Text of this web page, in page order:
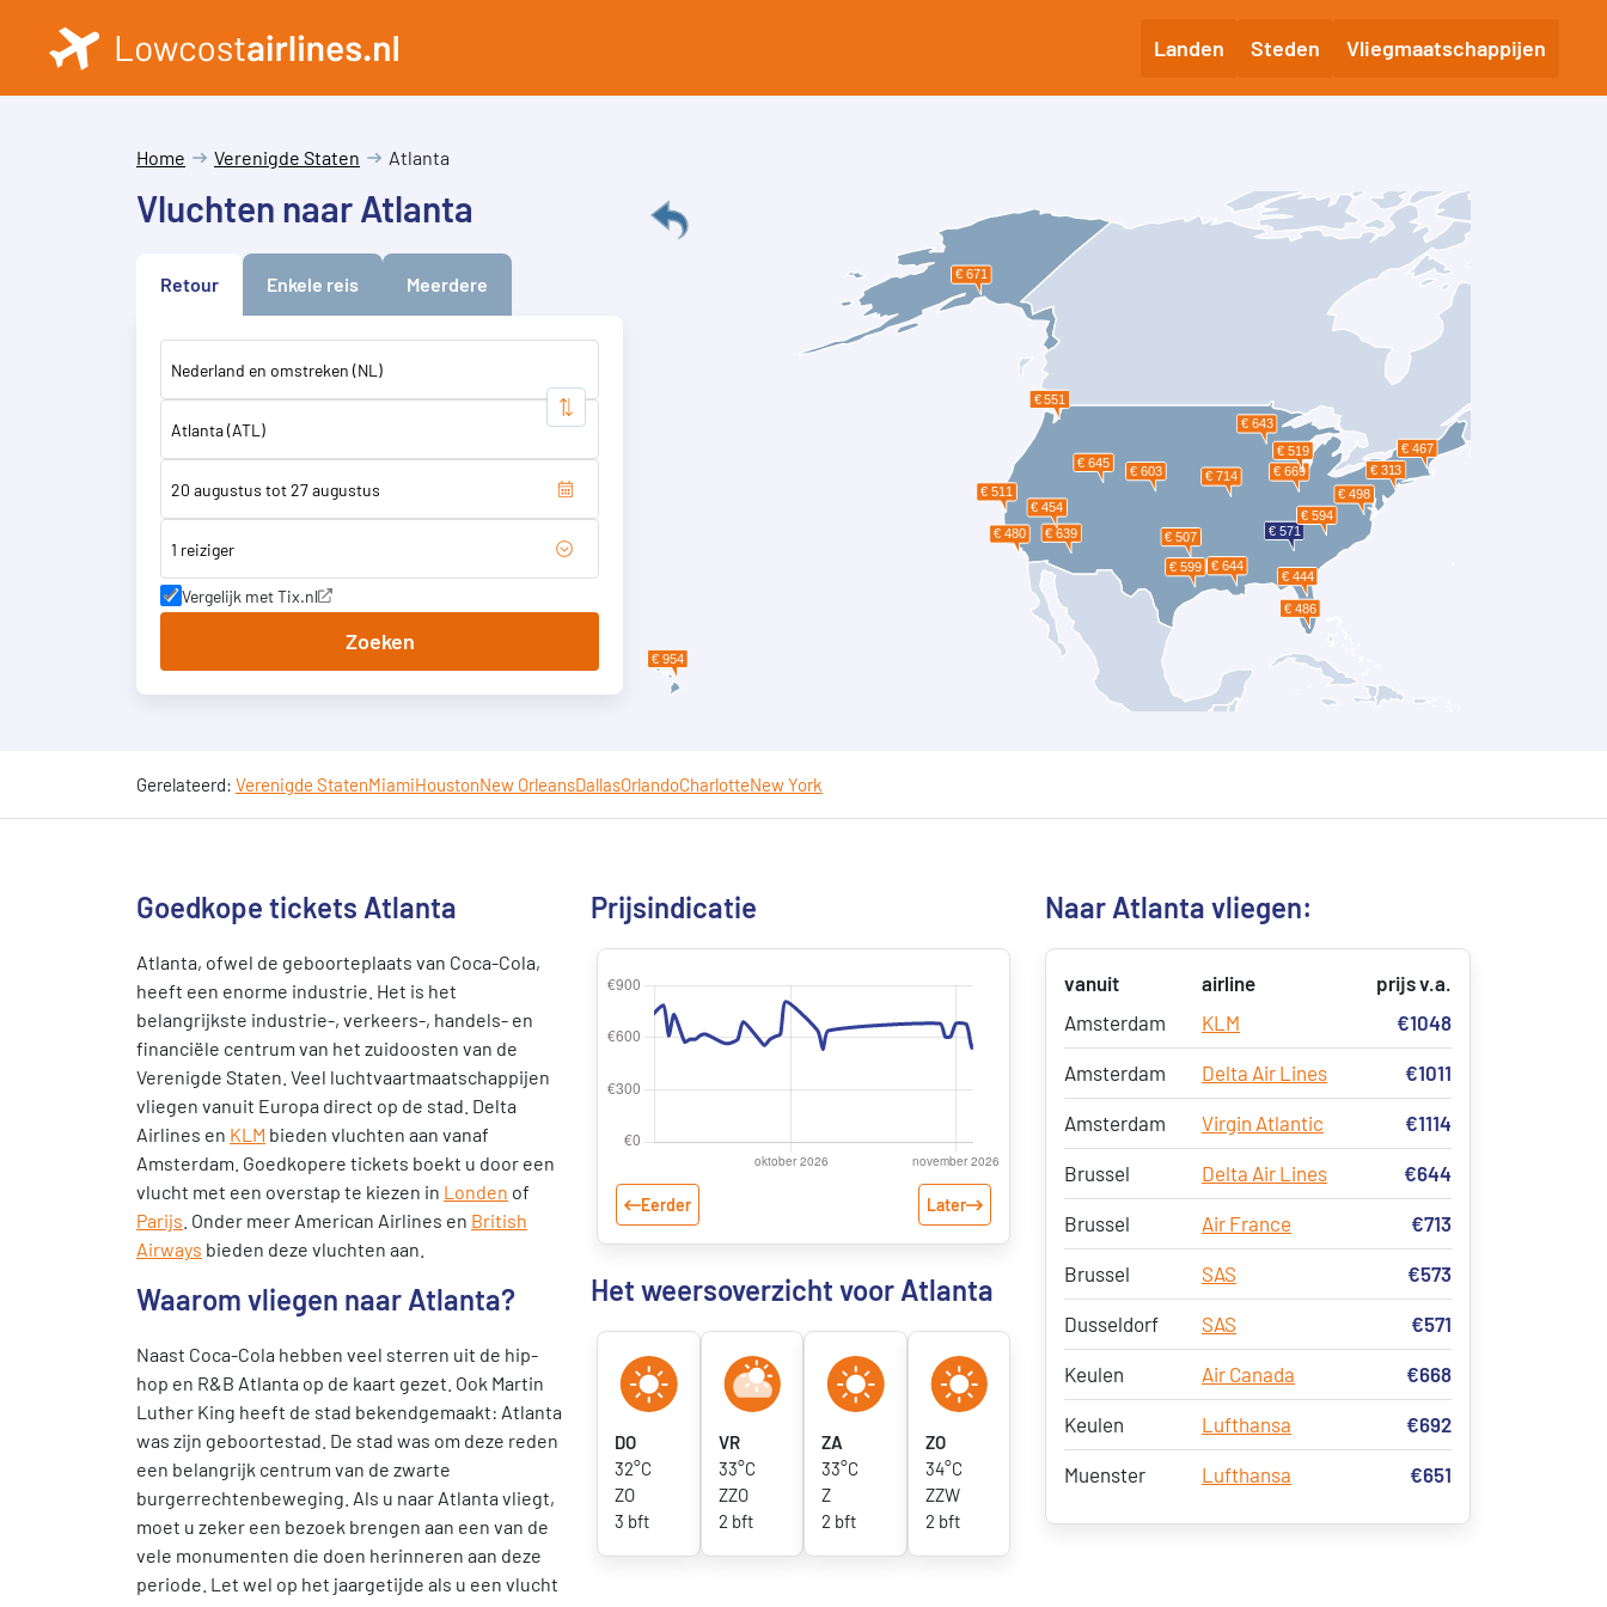
Landen Steden Vliegmaatschappijen
Home Verenigde Staten Atlanta
Vluchten naar Atlanta
Retour Enkele reis Meerdere
1 reiziger
Vergelijk met Tix.nl
Zoeken
Gerelateerd: Verenigde StatenMiamiHoustonNew OrleansDallasOrlandoCharlotteNew York
Goedkope tickets Atlanta
Atlanta, ofwel de geboorteplaats van Coca-Cola,
heeft een enorme industrie. Het is het
belangrijkste industrie-, verkeers-, handels- en
financiële centrum van het zuidoosten van de
Verenigde Staten. Veel luchtvaartmaatschappijen
vliegen vanuit Europa direct op de stad. Delta
Airlines en KLM bieden vluchten aan vanaf
Amsterdam. Goedkopere tickets boekt u door een
vlucht met een overstap te kiezen in Londen of
Parijs . Onder meer American Airlines en British
Airways bieden deze vluchten aan.
Waarom vliegen naar Atlanta?
Naast Coca-Cola hebben veel sterren uit de hip-
hop en R&B Atlanta op de kaart gezet. Ook Martin
Luther King heeft de stad bekendgemaakt: Atlanta
was zijn geboortestad. De stad was om deze reden
een belangrijk centrum van de zwarte
burgerrechtenbeweging. Als u naar Atlanta vliegt,
moet u zeker een bezoek brengen aan een van de
vele monumenten die doen herinneren aan deze
periode. Let wel op het jaargetijde als u een vlucht
Prijsindicatie
Eerder Later
Het weersoverzicht voor Atlanta
DO
32°C
ZO
3 bft
VR
33°C
ZZO
2 bft
ZA
33°C
Z
2 bft
ZO
34°C
ZZW
2 bft
Naar Atlanta vliegen:
vanuit airline
prijs v.a.
Amsterdam
KLM €1048
Amsterdam Delta Air Lines €1011
Amsterdam Virgin Atlantic €1114
Brussel Delta Air Lines €644
Brussel Air France €713
Brussel SAS €573
Dusseldorf SAS €571
Keulen Air Canada €668
Keulen Lufthansa €692
Muenster Lufthansa €651